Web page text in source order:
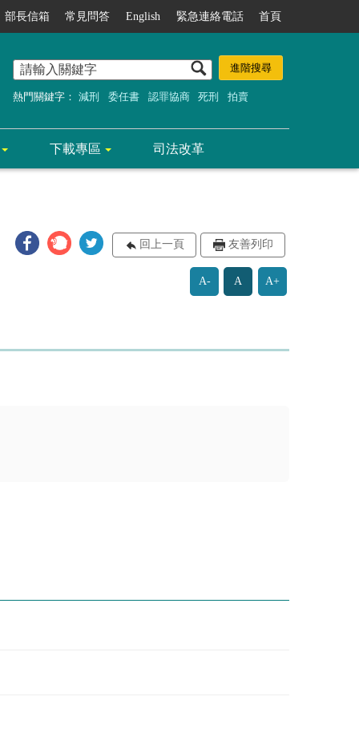
部長信箱 常見問答 English 緊急連絡電話 首頁
熱門關鍵字： 減刑 委任書 認罪協商 死刑 拍賣
下載專區 司法改革
回上一頁 友善列印
A- A A+